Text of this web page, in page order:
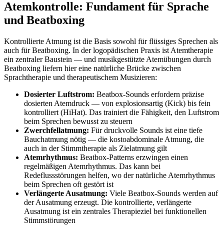
Atemkontrolle: Fundament für Sprache
und Beatboxing
Kontrollierte Atmung ist die Basis sowohl für flüssiges Sprechen als
auch für Beatboxing. In der logopädischen Praxis ist Atemtherapie
ein zentraler Baustein — und musikgestützte Atemübungen durch
Beatboxing liefern hier eine natürliche Brücke zwischen
Sprachtherapie und therapeutischem Musizieren:
Dosierter Luftstrom: Beatbox-Sounds erfordern präzise
dosierten Atemdruck — von explosionsartig (Kick) bis fein
kontrolliert (HiHat). Das trainiert die Fähigkeit, den Luftstrom
beim Sprechen bewusst zu steuern
Zwerchfellatmung: Für druckvolle Sounds ist eine tiefe
Bauchatmung nötig — die kostoabdominale Atmung, die
auch in der Stimmtherapie als Zielatmung gilt
Atemrhythmus: Beatbox-Patterns erzwingen einen
regelmäßigen Atemrhythmus. Das kann bei
Redeflussstörungen helfen, wo der natürliche Atemrhythmus
beim Sprechen oft gestört ist
Verlängerte Ausatmung: Viele Beatbox-Sounds werden auf
der Ausatmung erzeugt. Die kontrollierte, verlängerte
Ausatmung ist ein zentrales Therapieziel bei funktionellen
Stimmstörungen